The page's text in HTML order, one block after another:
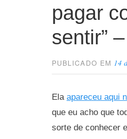
pagar
sentir”
PUBLICADO EM 14
Ela apareceu aqui
que eu acho que
sorte de conhecer